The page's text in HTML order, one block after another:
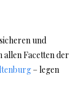
und
Facetten der
– legen